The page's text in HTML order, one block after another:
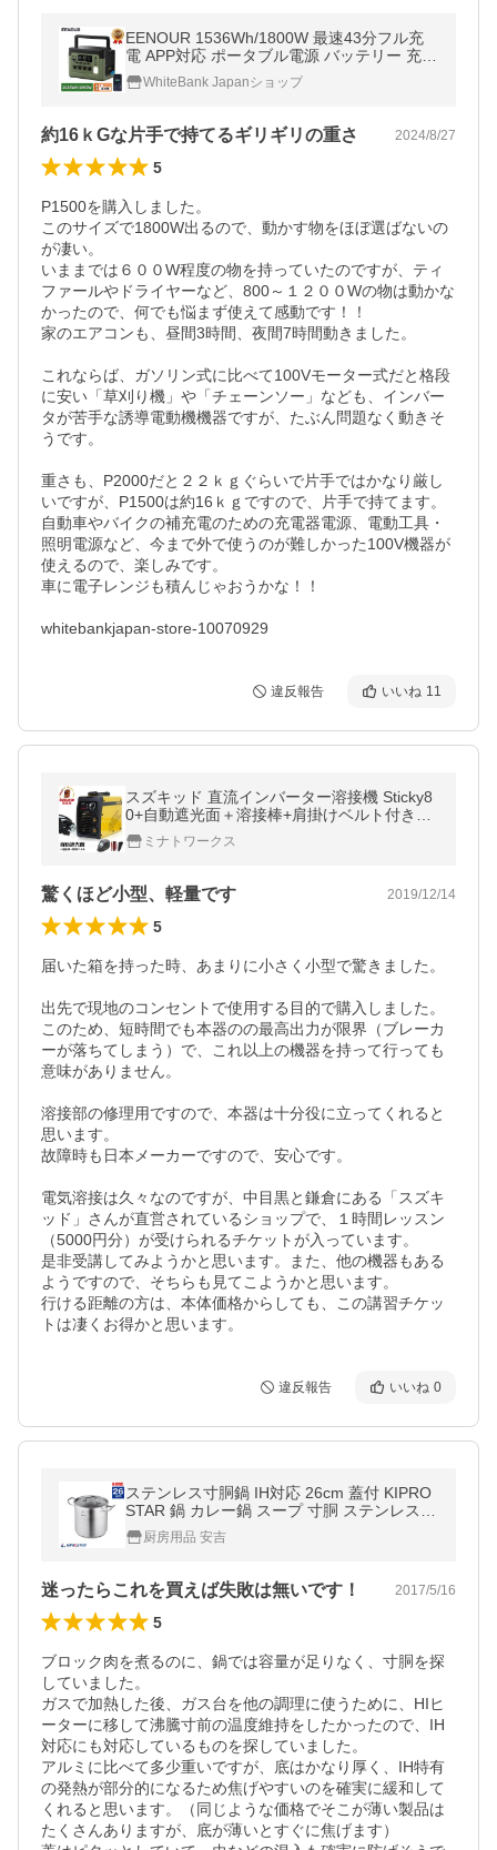
EENOUR 1536Wh/1800W 最速43分フル充
電 APP対応 ポータブル電源 バッテリー 充電
器 リン酸鉄リ UPS機能 1Hフル充電 P1500P
LUSWhiteBank Japanショップ
約16ｋGな片手で持てるギリギリの重さ 2024/8/27
5
P1500を購入しました。
このサイズで1800W出るので、動かす物をほぼ選ばないの
が凄い。
いままでは６００W程度の物を持っていたのですが、ティ
ファールやドライヤーなど、800～１２００Wの物は動かな
かったので、何でも悩まず使えて感動です！！
家のエアコンも、昼間3時間、夜間7時間動きました。
これならば、ガソリン式に比べて100Vモーター式だと格段
に安い「草刈り機」や「チェーンソー」なども、インバー
タが苦手な誘導電動機機器ですが、たぶん問題なく動きそ
うです。
重さも、P2000だと２２ｋｇぐらいで片手ではかなり厳し
いですが、P1500は約16ｋｇですので、片手で持てます。
自動車やバイクの補充電のための充電器電源、電動工具・
照明電源など、今まで外で使うのが難しかった100V機器が
使えるので、楽しみです。
車に電子レンジも積んじゃおうかな！！
whitebankjapan-store-10070929
違反報告 いいね 11
スズキッド 直流インバーター溶接機 Sticky8
0+自動遮光面＋溶接棒+肩掛けベルト付きセ
ット [STK-80 SUZUKID PSE EMI]
ミナトワークス
驚くほど小型、軽量です 2019/12/14
5
届いた箱を持った時、あまりに小さく小型で驚きました。
出先で現地のコンセントで使用する目的で購入しました。
このため、短時間でも本器のの最高出力が限界（ブレーカ
ーが落ちてしまう）で、これ以上の機器を持って行っても
意味がありません。
溶接部の修理用ですので、本器は十分役に立ってくれると
思います。
故障時も日本メーカーですので、安心です。
電気溶接は久々なのですが、中目黒と鎌倉にある「スズキ
ッド」さんが直営されているショップで、１時間レッスン
（5000円分）が受けられるチケットが入っています。
是非受講してみようかと思います。また、他の機器もある
ようですので、そちらも見てこようかと思います。
行ける距離の方は、本体価格からしても、この講習チケッ
トは凄くお得かと思います。
違反報告 いいね 0
ステンレス寸胴鍋 IH対応 26cm 蓋付 KIPRO
STAR 鍋 カレー鍋 スープ 寸胴 ステンレス
業務用
厨房用品 安吉
迷ったらこれを買えば失敗は無いです！ 2017/5/16
5
ブロック肉を煮るのに、鍋では容量が足りなく、寸胴を探
していました。
ガスで加熱した後、ガス台を他の調理に使うために、HIヒ
ーターに移して沸騰寸前の温度維持をしたかったので、IH
対応にも対応しているものを探していました。
アルミに比べて多少重いですが、底はかなり厚く、IH特有
の発熱が部分的になるため焦げやすいのを確実に緩和して
くれると思います。（同じような価格でそこが薄い製品は
たくさんありますが、底が薄いとすぐに焦げます）